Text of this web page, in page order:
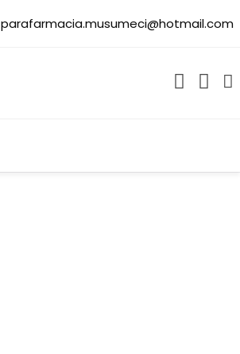
parafarmacia.musumeci@hotmail.com